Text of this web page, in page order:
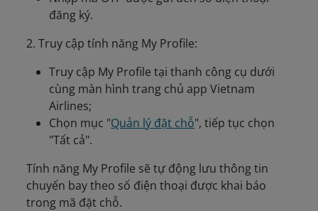
đăng ký.
2. Truy cập tính năng My Profile:
Truy cập My Profile tại thanh công cụ dưới
cùng màn hình trang chủ app Vietnam
Airlines;
Chọn mục "Quản lý đặt chỗ", tiếp tục chọn
"Tất cả".
Tính năng My Profile sẽ tự động lưu thông tin
chuyến bay theo số điện thoại được khai báo
trong mã đặt chỗ.